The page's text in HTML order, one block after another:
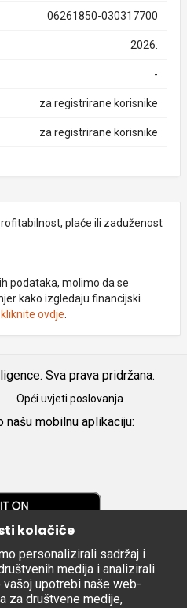
06261850-030317700
2026.
-
za registrirane korisnike
za registrirane korisnike
plaće ili zaduženost
podataka, molimo da se
kako izgledaju financijski
kliknite ovdje
Sva prava pridržana.
Opći uvjeti poslovanja
mobilnu aplikaciju:
kolačiće
personalizirali sadržaj i
medija i analizirali
upotrebi naše web-
za društvene medije,